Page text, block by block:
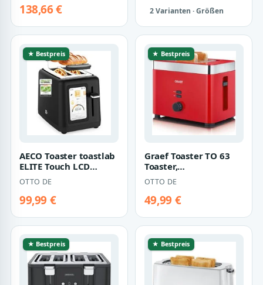
138,66 € 2 Varianten · Größen
★ Bestpreis
AECO Toaster toastlab
ELITE Touch LCD
Display, Zwei extra
große Toasts…
OTTO DE
99,99 €
★ Bestpreis
Graef Toaster TO 63
Toaster,
Nachhebevorrichtung,
Sicherheitsabschaltu…
OTTO DE
49,99 €
★ Bestpreis ★ Bestpreis